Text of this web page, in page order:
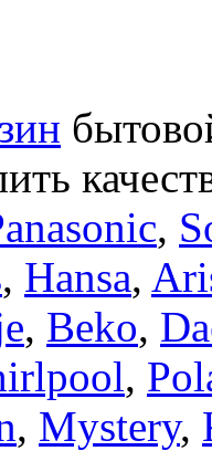
,
, Hansa,
, Beko,
,
, Mystery,